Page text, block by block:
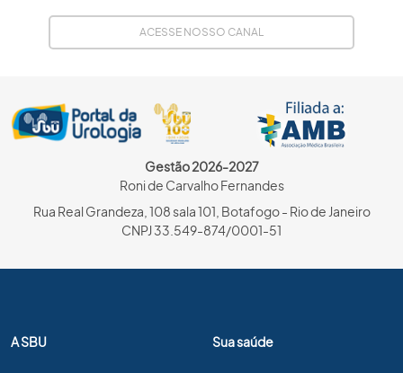
ACESSE NOSSO CANAL
Gestão 2026-2027
Roni de Carvalho Fernandes
Rua Real Grandeza, 108 sala 101, Botafogo - Rio de Janeiro
CNPJ 33.549-874/0001-51
A SBU Sua saúde